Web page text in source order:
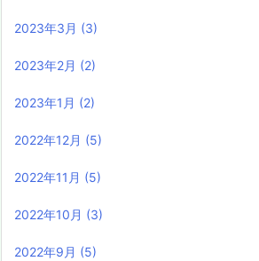
2023年3月 (3)
2023年2月 (2)
2023年1月 (2)
2022年12月 (5)
2022年11月 (5)
2022年10月 (3)
2022年9月 (5)